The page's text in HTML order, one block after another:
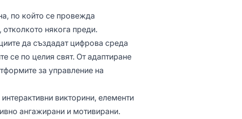
по който се провежда
някога преди.
да създадат цифрова среда
се по целия свят. От адаптиране
за управление на
викторини, елементи
ангажирани и мотивирани.